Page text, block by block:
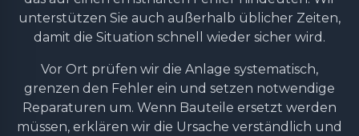
unterstützen Sie auch außerhalb üblicher Zeiten,
damit die Situation schnell wieder sicher wird.
Vor Ort prüfen wir die Anlage systematisch,
grenzen den Fehler ein und setzen notwendige
Reparaturen um. Wenn Bauteile ersetzt werden
müssen, erklären wir die Ursache verständlich und